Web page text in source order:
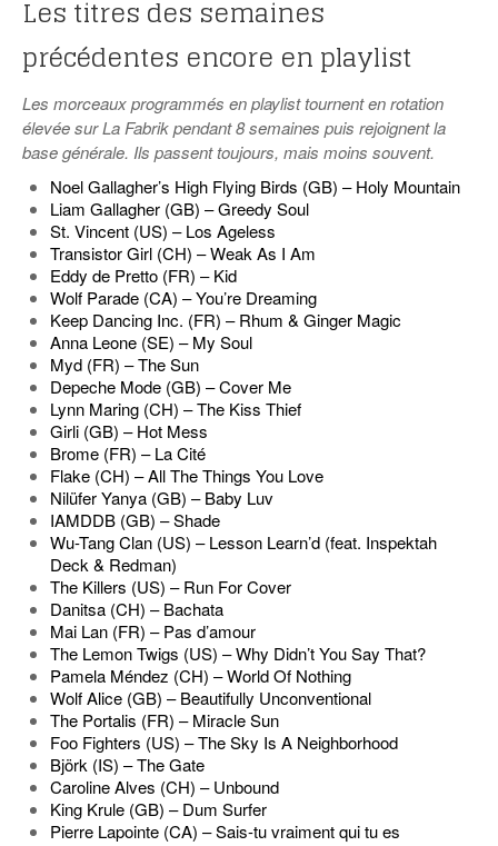
Les titres des semaines
précédentes encore en playlist
Les morceaux programmés en playlist tournent en rotation
élevée sur La Fabrik pendant 8 semaines puis rejoignent la
base générale. Ils passent toujours, mais moins souvent.
Noel Gallagher’s High Flying Birds (GB) – Holy Mountain
Liam Gallagher (GB) – Greedy Soul
St. Vincent (US) – Los Ageless
Transistor Girl (CH) – Weak As I Am
Eddy de Pretto (FR) – Kid
Wolf Parade (CA) – You’re Dreaming
Keep Dancing Inc. (FR) – Rhum & Ginger Magic
Anna Leone (SE) – My Soul
Myd (FR) – The Sun
Depeche Mode (GB) – Cover Me
Lynn Maring (CH) – The Kiss Thief
Girli (GB) – Hot Mess
Brome (FR) – La Cité
Flake (CH) – All The Things You Love
Nilüfer Yanya (GB) – Baby Luv
IAMDDB (GB) – Shade
Wu-Tang Clan (US) – Lesson Learn’d (feat. Inspektah
Deck & Redman)
The Killers (US) – Run For Cover
Danitsa (CH) – Bachata
Mai Lan (FR) – Pas d’amour
The Lemon Twigs (US) – Why Didn’t You Say That?
Pamela Méndez (CH) – World Of Nothing
Wolf Alice (GB) – Beautifully Unconventional
The Portalis (FR) – Miracle Sun
Foo Fighters (US) – The Sky Is A Neighborhood
Björk (IS) – The Gate
Caroline Alves (CH) – Unbound
King Krule (GB) – Dum Surfer
Pierre Lapointe (CA) – Sais-tu vraiment qui tu es